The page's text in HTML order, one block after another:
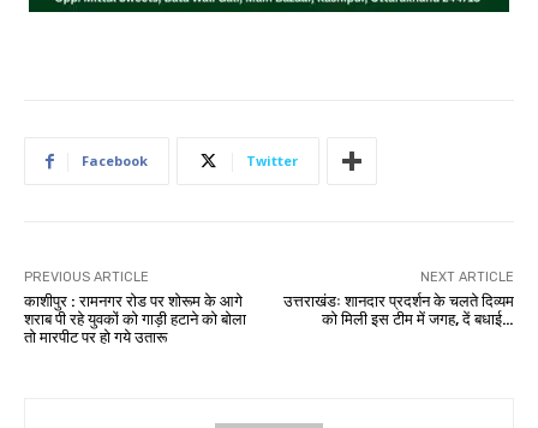
Facebook Twitter
PREVIOUS ARTICLE
काशीपुर : रामनगर रोड पर शोरूम के आगे
शराब पी रहे युवकों को गाड़ी हटाने को बोला
तो मारपीट पर हो गये उतारू
NEXT ARTICLE
उत्तराखंडः शानदार प्रदर्शन के चलते दिव्यम
को मिली इस टीम में जगह, दें बधाई…